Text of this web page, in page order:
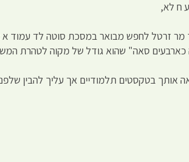
ח לא,
מר זרטל לחפש מבואר במסכת סוטה לד עמוד א :
כארבעים סאה" שהוא גודל של מקוה לטהרת
אותך בטקסטים תלמודיים אך עליך להבין